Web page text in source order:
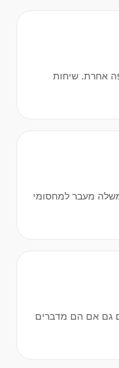
אחרת. שיחות
מעבר למחסומי
גם אם הם מדברים